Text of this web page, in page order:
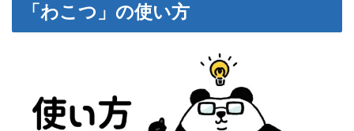
「わこつ」の使い方